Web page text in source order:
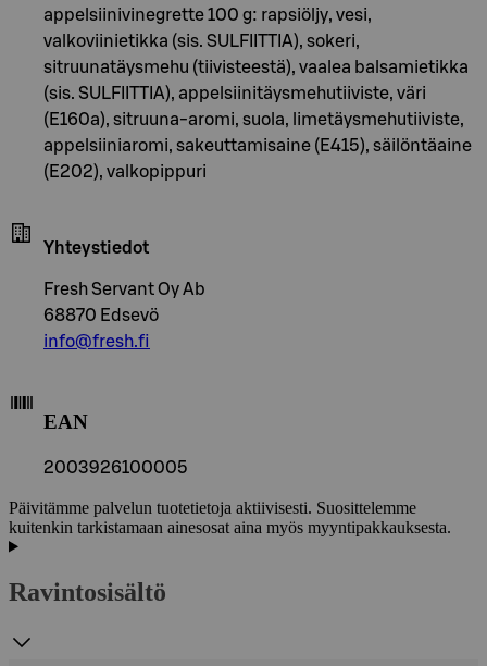
appelsiinivinegrette 100 g: rapsiöljy, vesi,
valkoviinietikka (sis. SULFIITTIA), sokeri,
sitruunatäysmehu (tiivisteestä), vaalea balsamietikka
(sis. SULFIITTIA), appelsiinitäysmehutiiviste, väri
(E160a), sitruuna-aromi, suola, limetäysmehutiiviste,
appelsiiniaromi, sakeuttamisaine (E415), säilöntäaine
(E202), valkopippuri
Yhteystiedot
Fresh Servant Oy Ab
68870 Edsevö
info@fresh.fi
EAN
2003926100005
Päivitämme palvelun tuotetietoja aktiivisesti. Suosittelemme
kuitenkin tarkistamaan ainesosat aina myös myyntipakkauksesta.
Ravintosisältö